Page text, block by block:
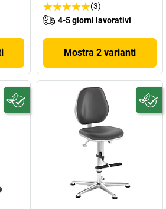
(3)
4-5 giorni lavorativi
Mostra 2 varianti